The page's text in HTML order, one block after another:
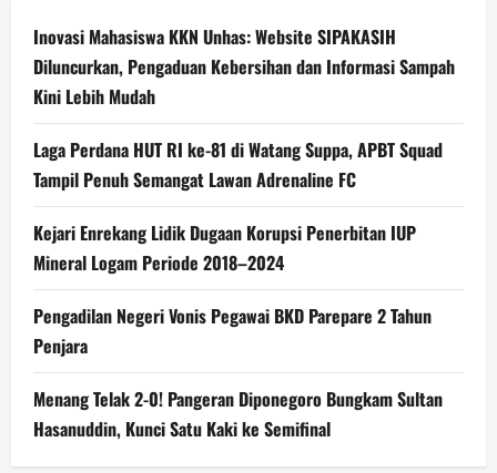
Inovasi Mahasiswa KKN Unhas: Website SIPAKASIH
Diluncurkan, Pengaduan Kebersihan dan Informasi Sampah
Kini Lebih Mudah
Laga Perdana HUT RI ke-81 di Watang Suppa, APBT Squad
Tampil Penuh Semangat Lawan Adrenaline FC
Kejari Enrekang Lidik Dugaan Korupsi Penerbitan IUP
Mineral Logam Periode 2018–2024
Pengadilan Negeri Vonis Pegawai BKD Parepare 2 Tahun
Penjara
Menang Telak 2-0! Pangeran Diponegoro Bungkam Sultan
Hasanuddin, Kunci Satu Kaki ke Semifinal